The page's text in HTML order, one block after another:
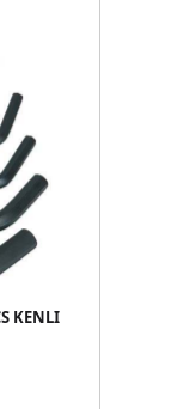
KENLI